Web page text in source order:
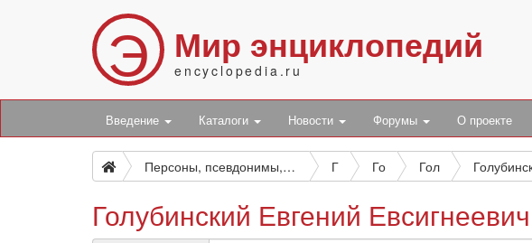
Э Мир энциклопедий
encyclopedia.ru
Введение Каталоги Новости Форумы О проекте
Персоны, псевдонимы, персонажи и боты Г Го Гол
Голубинский Евгений Евсигнеевич